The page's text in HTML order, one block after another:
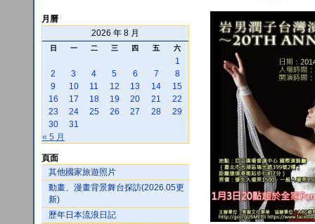
月曆
2026 年 8 月
日 一 二 三 四 五 六
1
2
3 4 5 6 7
8
9
10 11 12 13 14
15
16
17 18 19 20 21
22
23
24 25 26 27 28
29
30
31
« 5 月
頁面
其他國家旅遊照片
動畫、漫畫背景舞台探訪(2026.05更
新)
歷年日本流浪日記